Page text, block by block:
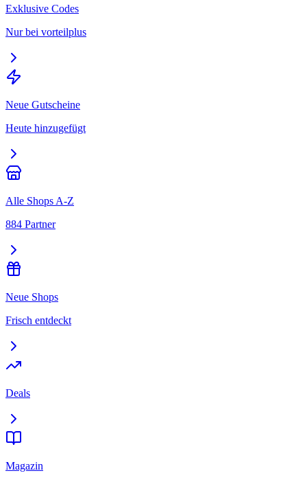
Exklusive Codes
Nur bei vorteilplus
Neue Gutscheine
Heute hinzugefügt
Alle Shops A-Z
884 Partner
Neue Shops
Frisch entdeckt
Deals
Magazin